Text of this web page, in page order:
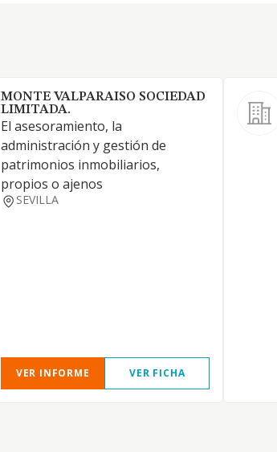
MONTE VALPARAISO SOCIEDAD
LIMITADA.
El asesoramiento, la
administración y gestión de
patrimonios inmobiliarios,
propios o ajenos
SEVILLA
VER INFORME VER FICHA